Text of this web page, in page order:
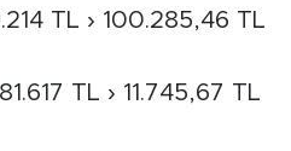
TL › 100.285,46 TL
TL › 11.745,67 TL